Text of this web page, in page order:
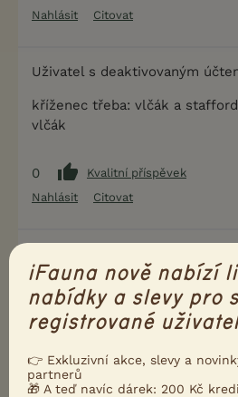
Nahlásit
Citovat
Uživatel s deaktivovaným
kříženec třeba: vlčák a
vlčák
0
Kvalitní příspěvek
Nahlásit
Citovat
Kříženec. Ale jakých plemen
kříženec kříženců.
0
Kvalitní příspěvek
Nahlásit
iFauna nově nabízí
nabídky a slevy pro
registrované
👉 Exkluzivní akce, slevy a
partnerů
🎁 A teď navíc dárek: 200 Kč